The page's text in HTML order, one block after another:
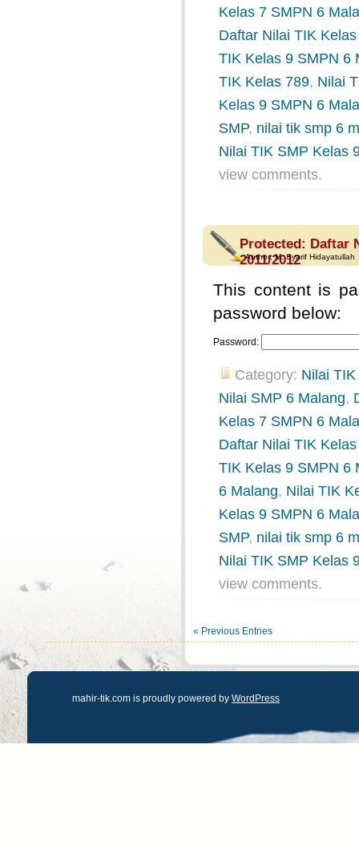
Kelas 7 SMPN 6
Daftar Nilai TIK
TIK Kelas 9 SMPN 6
TIK Kelas 789, Nilai
Kelas 9 SMPN 6
SMP, nilai tik smp 6
Nilai TIK SMP Kelas
view comments.
Protected: Daftar
2011/2012
Author:M. Syarif Hidayatullah
This content is
password below:
Password:
Category: Nilai
Nilai SMP 6 Malang,
Kelas 7 SMPN 6
Daftar Nilai TIK
TIK Kelas 9 SMPN 6
6 Malang, Nilai TIK
Kelas 9 SMPN 6
SMP, nilai tik smp 6
Nilai TIK SMP Kelas
view comments.
« Previous Entries
mahir-tik.com is proudly powered by WordPress